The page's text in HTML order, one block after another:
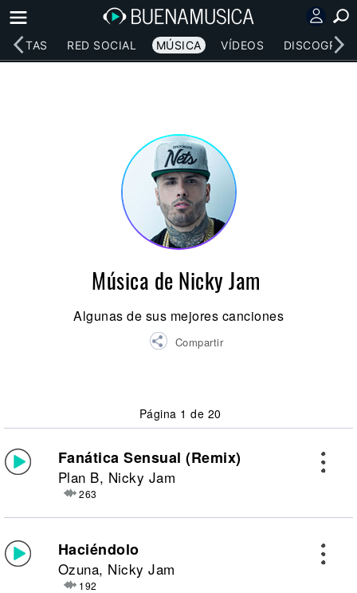
RED SOCIAL MÚSICA VÍDEOS
Música de Nicky Jam
Algunas de sus mejores canciones
Compartir
Página 1 de 20
Fanática Sensual (Remix)
Plan B, Nicky Jam
263
Haciéndolo
Ozuna, Nicky Jam
192